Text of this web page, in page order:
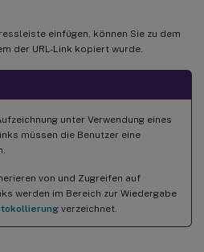
einfügen, können Sie zu dem
der URL-Link kopiert wurde.
unter Verwendung eines
müssen die Benutzer eine
von und Zugreifen auf
werden im Bereich zur Wiedergabe
verzeichnet.